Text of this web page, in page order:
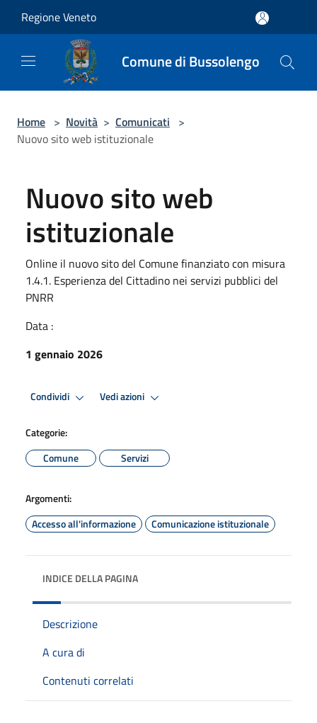
Regione Veneto
Comune di Bussolengo
Home > Novità > Comunicati >
Nuovo sito web istituzionale
Nuovo sito web
istituzionale
Online il nuovo sito del Comune finanziato con misura
1.4.1. Esperienza del Cittadino nei servizi pubblici del
PNRR
Data :
1 gennaio 2026
Condividi Vedi azioni
Categorie:
Comune
Servizi
Argomenti:
Accesso all'informazione
Comunicazione istituzionale
INDICE DELLA PAGINA
Descrizione
A cura di
Contenuti correlati